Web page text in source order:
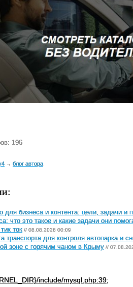
196
→ блог автора
для бизнеса и контента: цели, задачи и
что это такое и какие задачи они
ток // 08.08.2026 00:09
транспорта для контроля автопарка и
зоне с горячим чаном в Крыму //
include/mysql.php:39;